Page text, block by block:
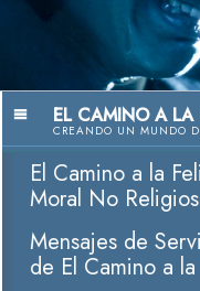
EL CAMINO A LA
CREANDO UN MUNDO
El Camino a la
Moral No
Mensajes de
de El Camino a